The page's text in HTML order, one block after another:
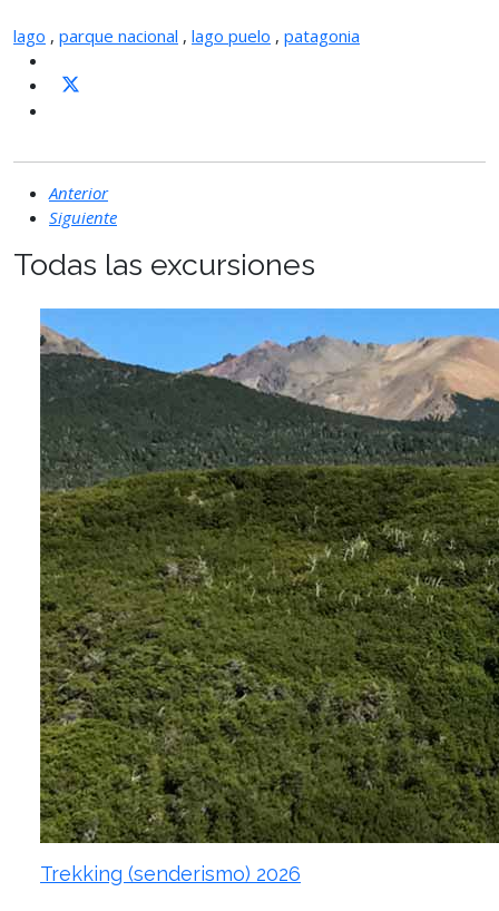
lago , parque nacional , lago puelo , patagonia
Anterior
Siguiente
Todas las excursiones
Trekking (senderismo) 2026